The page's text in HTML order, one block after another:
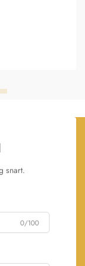
snart.
0/100